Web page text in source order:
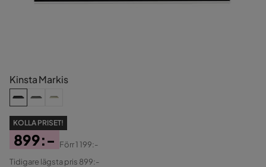
Kinsta Markis
KOLLA PRISET!
Pris
899:-
Original
Förr1 199:-
Tidigare lägsta pris 899:-